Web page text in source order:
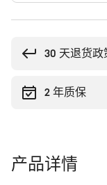
30 天退货政
2 年质保
产品详情